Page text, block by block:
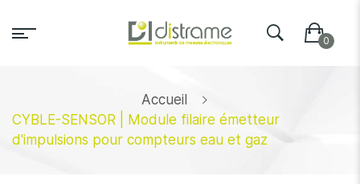
Accueil
CYBLE-SENSOR | Module filaire émetteur
d'impulsions pour compteurs eau et gaz